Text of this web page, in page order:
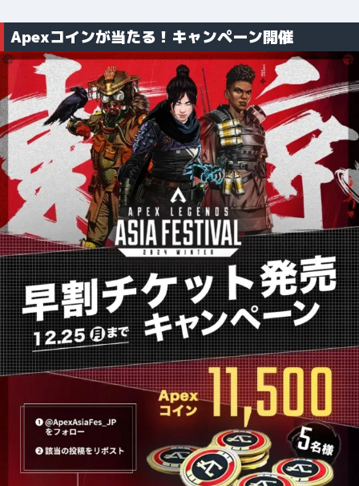
Apexコインが当たる！キャンペーン開催